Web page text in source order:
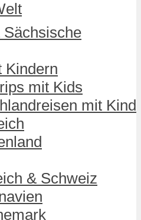
Sächsische
Kindern
mit Kids
mit Kind
& Schweiz